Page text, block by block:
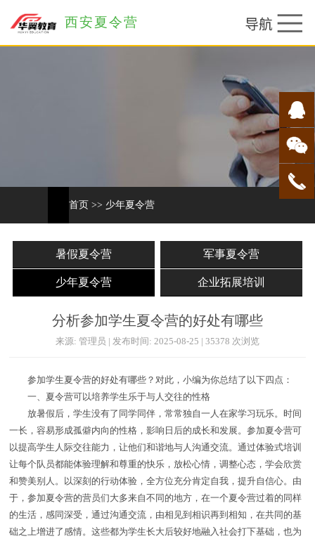
西安夏令营
首页 >> 少年夏令营
暑假夏令营 军事夏令营
少年夏令营 企业拓展培训
分析参加学生夏令营的好处有哪些
来源: 管理员 | 发布时间: 2025-08-25 | 35378 次浏览
参加学生夏令营的好处有哪些？对此，小编为你总结了以下四点：
一、夏令营可以培养学生乐于与人交往的性格
放暑假后，学生没有了同学同伴，常常独自一人在家学习玩乐。时间
一长，容易形成孤僻内向的性格，影响日后的成长和发展。参加夏令营可
以提高学生人际交往能力，让他们和谐地与人沟通交流。通过体验式培训
让每个队员都能体验理解和尊重的快乐，放松心情，调整心态，学会欣赏
和赞美别人。以深刻的行动体验，全方位充分肯定自我，提升自信心。由
于，参加夏令营的营员们大多来自不同的地方，在一个夏令营过着的同样
的生活，感同深受，通过沟通交流，由相见到相识再到相知，在共同的基
础之上增进了感情。这些都为学生长大后较好地融入社会打下基础，也为